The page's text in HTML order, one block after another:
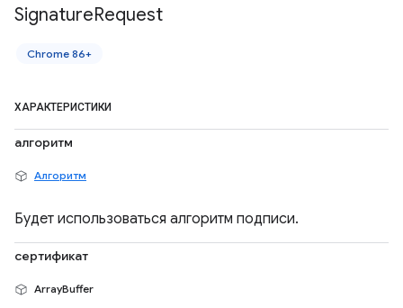
SignatureRequest
Chrome 86+
ХАРАКТЕРИСТИКИ
алгоритм
Алгоритм
Будет использоваться алгоритм подписи.
сертификат
ArrayBuffer